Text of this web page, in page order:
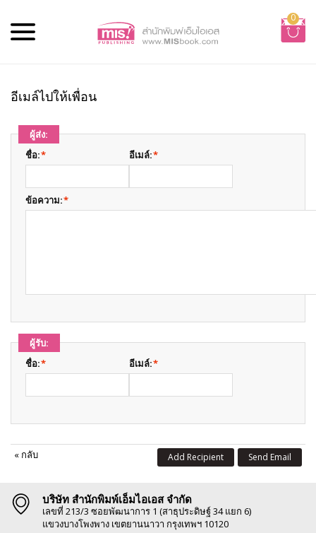
0
อีเมล์ไปให้เพื่อน
ผู้ส่ง:
*
ชื่อ: *
อีเมล์:
*
ข้อความ:
ผู้รับ:
*
ชื่อ: *
อีเมล์:
« กลับ Send Email
Add Recipient
บริษัท สำนักพิมพ์เอ็มไอเอส จำกัด
เลขที่ 213/3 ซอยพัฒนาการ 1 (สาธุประดิษฐ์ 34 แยก 6)
แขวงบางโพงพาง เขตยานนาวา กรุงเทพฯ 10120